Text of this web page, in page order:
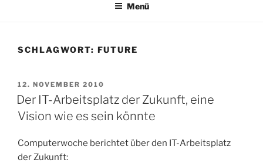
Menü
SCHLAGWORT: FUTURE
VERÖFFENTLICHT
AM
12. NOVEMBER 2010
Der IT-Arbeitsplatz der Zukunft, eine
Vision wie es sein könnte
Computerwoche berichtet über den IT-Arbeitsplatz
der Zukunft: